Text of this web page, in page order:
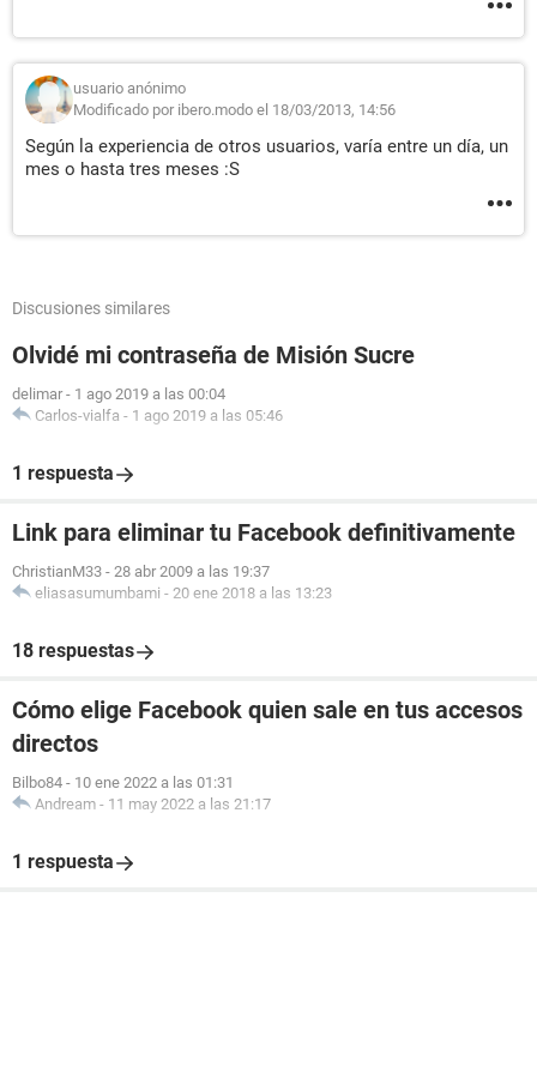
usuario anónimo
Modificado por ibero.modo el 18/03/2013, 14:56
Según la experiencia de otros usuarios, varía entre un día, un
mes o hasta tres meses :S
Discusiones similares
Olvidé mi contraseña de Misión Sucre
delimar - 1 ago 2019 a las 00:04
Carlos-vialfa - 1 ago 2019 a las 05:46
1 respuesta
Link para eliminar tu Facebook definitivamente
ChristianM33 - 28 abr 2009 a las 19:37
eliasasumumbami - 20 ene 2018 a las 13:23
18 respuestas
Cómo elige Facebook quien sale en tus accesos
directos
Bilbo84 - 10 ene 2022 a las 01:31
Andream - 11 may 2022 a las 21:17
1 respuesta